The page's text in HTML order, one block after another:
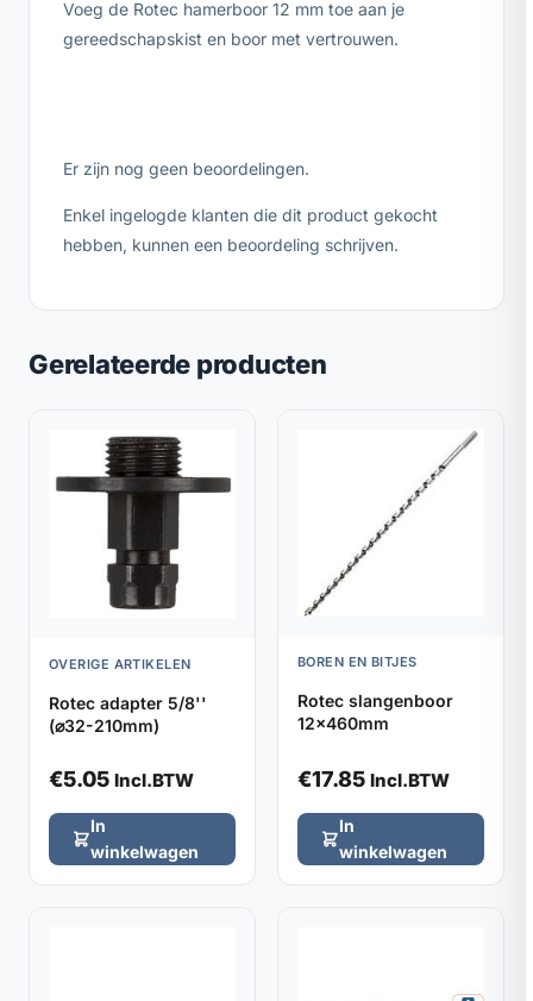
Voeg de Rotec hamerboor 12 mm toe aan je
gereedschapskist en boor met vertrouwen.
Er zijn nog geen beoordelingen.
Enkel ingelogde klanten die dit product gekocht
hebben, kunnen een beoordeling schrijven.
Gerelateerde producten
OVERIGE ARTIKELEN
Rotec adapter 5/8''
(⌀32-210mm)
€5.05 Incl.BTW
In
winkelwagen
BOREN EN BITJES
Rotec slangenboor
12x460mm
€17.85 Incl.BTW
In
winkelwagen